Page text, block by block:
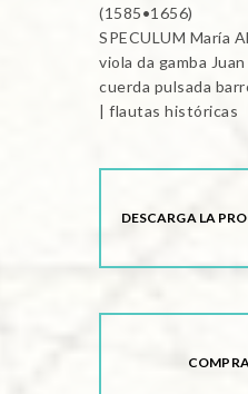
(1585•1656)
SPECULUM María
viola da gamba
cuerda pulsada
| flautas históricas
DESCARGA LA